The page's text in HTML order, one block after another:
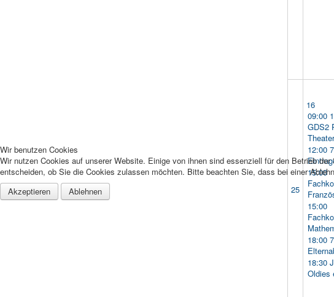
25
16
09:00
GDS2
12:00
15:00
15:00
18:00
18:30
Oldies
Wir benutzen Cookies
Wir nutzen Cookies auf unserer Website. Einige von ihnen sind essenziell für den Betrieb
entscheiden, ob Sie die Cookies zulassen möchten. Bitte beachten Sie, dass bei einer
Akzeptieren
Ablehnen